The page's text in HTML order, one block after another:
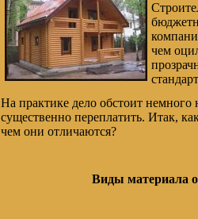
чем
На практике дело обстоит немного
существенно переплатить. Итак,
чем они отличаются?
Виды материала